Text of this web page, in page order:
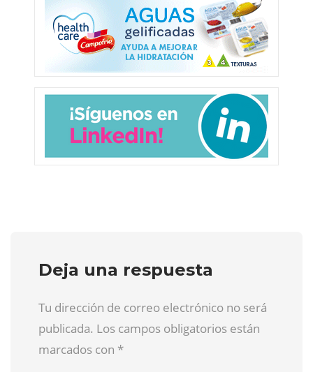
Deja una respuesta
Tu dirección de correo electrónico no será
publicada. Los campos obligatorios están
marcados con *